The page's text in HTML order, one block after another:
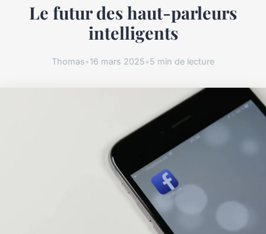
Le futur des haut-parleurs
intelligents
Thomas•16 mars 2025•5 min de lecture